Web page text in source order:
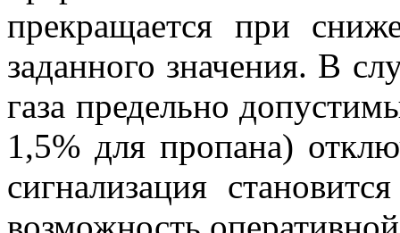
прекращается при
заданного значения. В
газа предельно
1,5% для пропана)
сигнализация